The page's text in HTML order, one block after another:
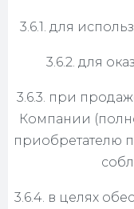
3.6.1. для
3.6.2. для
3.6.3. при
Компании
приобретателю
3.6.4. в целях